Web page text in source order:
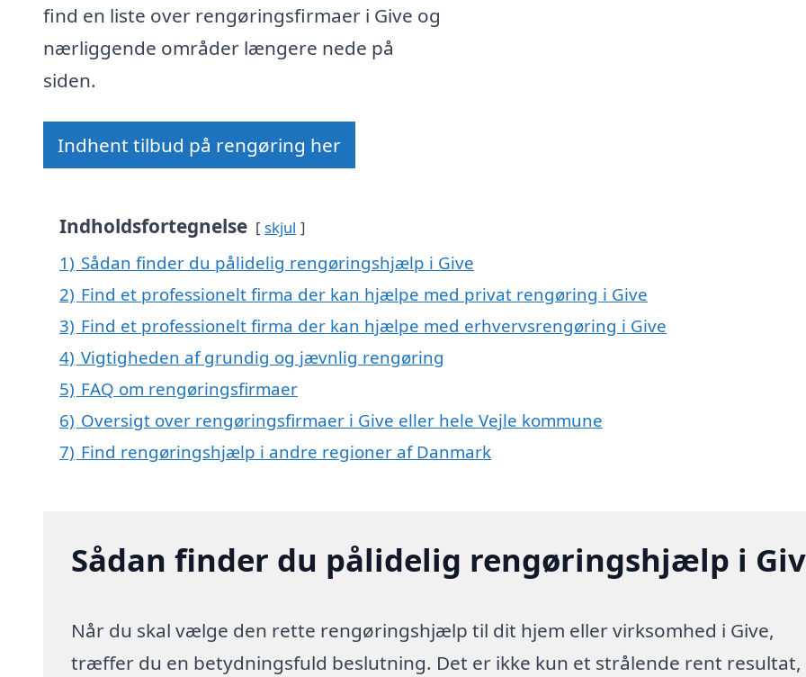
find en liste over rengøringsfirmaer i Give og
nærliggende områder længere nede på
siden.
Indhent tilbud på rengøring her
Indholdsfortegnelse skjul
1) Sådan finder du pålidelig rengøringshjælp i Give
2) Find et professionelt firma der kan hjælpe med privat rengøring i Give
3) Find et professionelt firma der kan hjælpe med erhvervsrengøring i Give
4) Vigtigheden af grundig og jævnlig rengøring
5) FAQ om rengøringsfirmaer
6) Oversigt over rengøringsfirmaer i Give eller hele Vejle kommune
7) Find rengøringshjælp i andre regioner af Danmark
Sådan finder du pålidelig rengøringshjælp i
Når du skal vælge den rette rengøringshjælp til dit hjem eller virksomhed i Give,
træffer du en betydningsfuld beslutning. Det er ikke kun et strålende rent resultat,